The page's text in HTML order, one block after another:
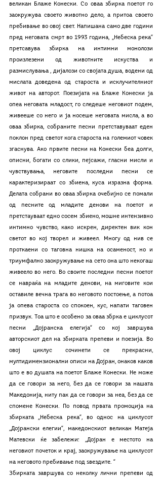
великан Блаже Конески. Со оваа збирка поетот го
заокружува своето животно дело, а притоа своето
пребивање во овој свет. Напишана само две години
пред неговата смрт во 1993 година, „Небеска река“
претсавува збирка на интимни монолози
произлезени од животните искуства и
размислувања , дијалози со својата душа, водени од
мислата доведена од староста и исклучителниот
живот на авторот. Поезијата на Блаже Конески ја
опеа неговата младост, го следеше неговиот подем,
живееше со него и ја носеше неговата мисла, а во
оваа збирка, собраните песни претставуваат еден
поклон пред светот кога староста на големиот човек
згаснува. Ако првите песни на Конески беа долги,
описни, богати со слики, пејсажи, гласни мисли и
чувствувања, неговите последни песни се
карактеризираат со збиена, куса изразна форма.
Делата собрани во оваа збирка очебијно се помали
од песните од младите денови на поетот и
претстауваат едно сосем збиено, мошне интензивно
интимно чувство, како искрен, директен вик кон
светот во кој творел и живеел. Многу од нив се
проткаени со таговна нишка на осаменост, но и
триумфално заокружување на сето она што некогаш
живеело во него. Во своите последни песни поетот
се навраќа на младите денови, на миговите кои
оставиле вечна трага во неговото постоење, а потоа
ја опева староста со спокоен, кус, напати таговен
призвук. Тоа што е особено за оваа збрка е циклусот
песни „Дојранска елегија“ со кој завршува
авторскиот дел на збирката препеви и поезија. Во
овој циклус сочинети се прекрасни,
мултидимензионални описи на Дојран, онаков каков
што е во душата на поетот Блаже Конески. Не може
да се говори за него, без да се говори за нашата
Македонија, ниту пак да се говори за неа, без да се
спомене Конески. По повод првата промоција на
збирката „Небеска река“, во однос на циклусот
„Дојрански елегии“, македонскиот великан Матеја
Матевски ќе забележи: „Дојран е местото на
неговиот почеток и крај, заокружување на циклусот
на неговото пребивање под ѕвездите. “
Збирката завршува со неколку лични препеви од